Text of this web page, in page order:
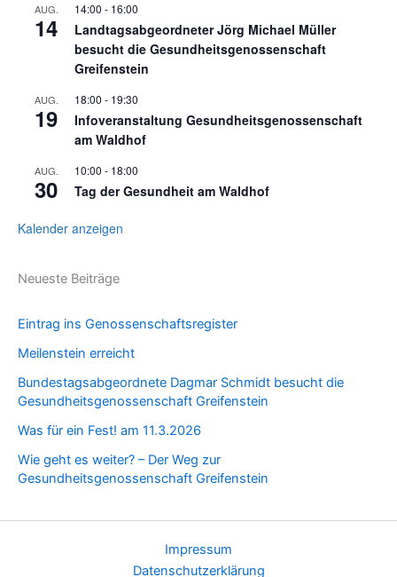
AUG.
14
14:00 - 16:00
Landtagsabgeordneter Jörg Michael Müller
besucht die Gesundheitsgenossenschaft
Greifenstein
AUG.
19
18:00 - 19:30
Infoveranstaltung Gesundheitsgenossenschaft
am Waldhof
AUG.
30
10:00 - 18:00
Tag der Gesundheit am Waldhof
Kalender anzeigen
Neueste Beiträge
Eintrag ins Genossenschaftsregister
Meilenstein erreicht
Bundestagsabgeordnete Dagmar Schmidt besucht die
Gesundheitsgenossenschaft Greifenstein
Was für ein Fest! am 11.3.2026
Wie geht es weiter? – Der Weg zur
Gesundheitsgenossenschaft Greifenstein
Impressum
Datenschutzerklärung